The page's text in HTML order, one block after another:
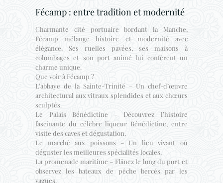
Fécamp : entre tradition et modernité
Charmante cité portuaire bordant la Manche,
Fécamp mélange histoire et modernité avec
élégance. Ses ruelles pavées, ses maisons à
colombages et son port animé lui confèrent un
charme unique.
Que voir à Fécamp ?
L’abbaye de la Sainte-Trinité – Un chef-d’œuvre
architectural aux vitraux splendides et aux chœurs
sculptés.
Le Palais Bénédictine – Découvrez l’histoire
fascinante du célèbre liqueur Bénédictine, entre
visite des caves et dégustation.
Le marché aux poissons – Un lieu vivant où
déguster les meilleures spécialités locales.
La promenade maritime – Flânez le long du port et
observez les bateaux de pêche bercés par les
vagues.